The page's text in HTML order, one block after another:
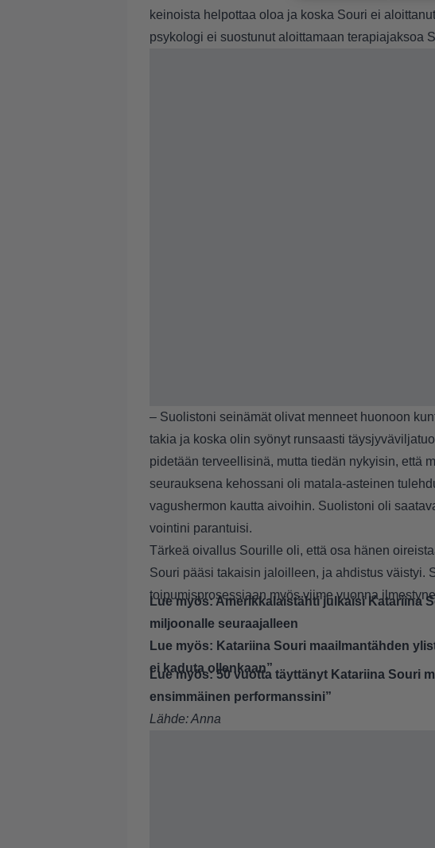
keinoista helpottaa oloa ja koska Souri ei
psykologi ei suostunut aloittamaan terapiajaksoa
– Suolistoni seinämät olivat menneet huonoon
takia ja koska olin syönyt runsaasti
pidetään terveellisinä, mutta tiedän nykyisin, että
seurauksena kehossani oli matala-asteinen
vagushermon kautta aivoihin. Suolistoni oli
vointini parantuisi.
Tärkeä oivallus Sourille oli, että osa hänen
Souri pääsi takaisin jaloilleen, ja ahdistus väistyi.
toipumisprosessiaan myös viime vuonna
Lue myös:Amerikkalaistähti julkaisi Katariina
miljoonalle seuraajalleen
Lue myös: Katariina Souri maailmantähden
ei kaduta ollenkaan”
Lue myös:50 vuotta täyttänyt Katariina Souri
ensimmäinen performanssini”
Lähde:Anna